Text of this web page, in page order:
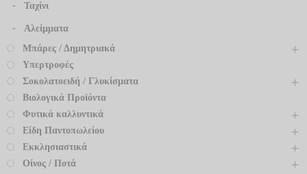
Ταχίνι
Αλείμματα
Μπάρες / Δημητριακά
Υπερτροφές
Σοκολατοειδή / Γλυκίσματα
Βιολογικά Προϊόντα
Φυτικά καλλυντικά
Είδη Παντοπωλείου
Εκκλησιαστικά
Οίνος / Ποτά